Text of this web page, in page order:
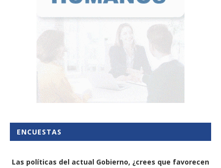
ENCUESTAS
Las políticas del actual Gobierno, ¿crees que favorecen